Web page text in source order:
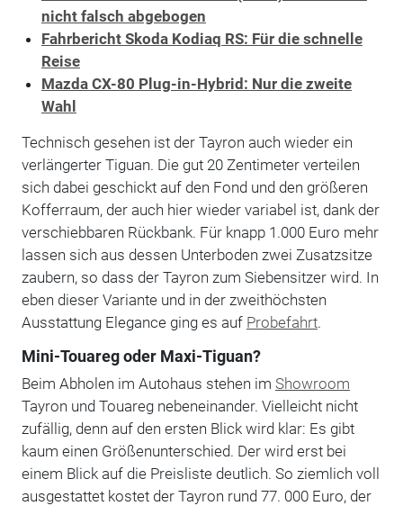
nicht falsch abgebogen
Fahrbericht Skoda Kodiaq RS: Für die schnelle
Reise
Mazda CX-80 Plug-in-Hybrid: Nur die zweite
Wahl
Technisch gesehen ist der Tayron auch wieder ein
verlängerter Tiguan. Die gut 20 Zentimeter verteilen
sich dabei geschickt auf den Fond und den größeren
Kofferraum, der auch hier wieder variabel ist, dank der
verschiebbaren Rückbank. Für knapp 1.000 Euro mehr
lassen sich aus dessen Unterboden zwei Zusatzsitze
zaubern, so dass der Tayron zum Siebensitzer wird. In
eben dieser Variante und in der zweithöchsten
Ausstattung Elegance ging es auf Probefahrt.
Mini-Touareg oder Maxi-Tiguan?
Beim Abholen im Autohaus stehen im Showroom
Tayron und Touareg nebeneinander. Vielleicht nicht
zufällig, denn auf den ersten Blick wird klar: Es gibt
kaum einen Größenunterschied. Der wird erst bei
einem Blick auf die Preisliste deutlich. So ziemlich voll
ausgestattet kostet der Tayron rund 77. 000 Euro, der